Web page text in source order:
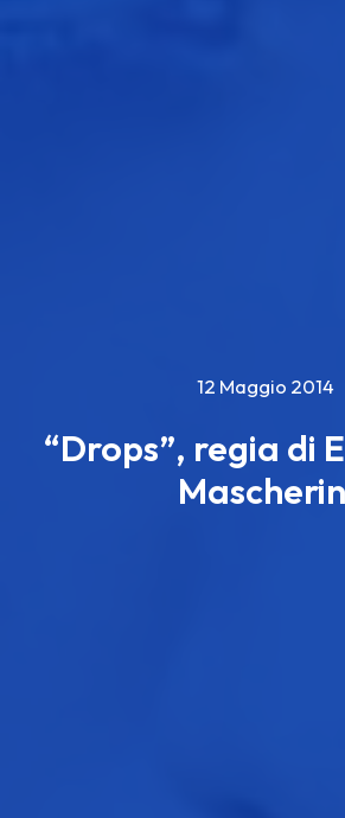
12 Maggio 2014
“Drops”, regia di